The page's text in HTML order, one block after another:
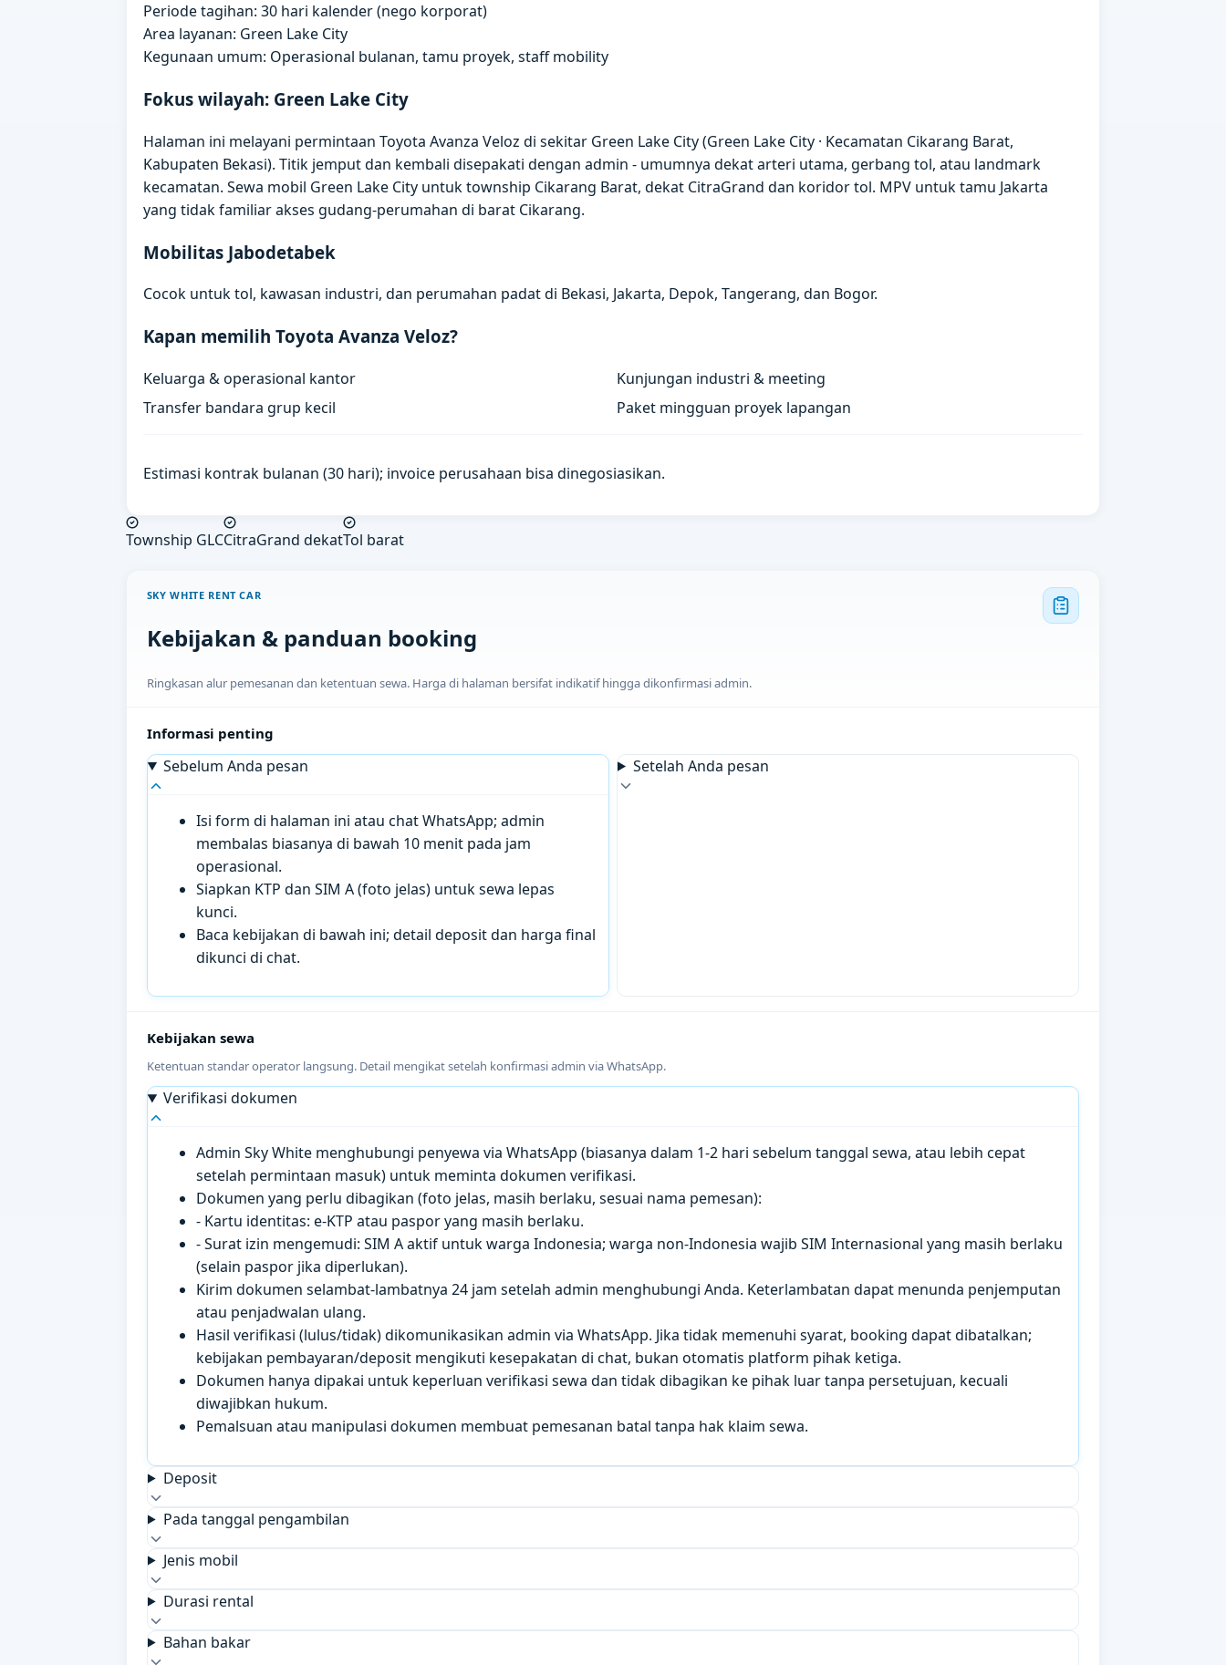
Periode tagihan: 30 hari kalender (nego korporat)
Area layanan: Green Lake City
Kegunaan umum: Operasional bulanan, tamu proyek, staff mobility
Fokus wilayah: Green Lake City
Halaman ini melayani permintaan Toyota Avanza Veloz di sekitar Green Lake City (Green Lake City · Kecamatan Cikarang Barat,
Kabupaten Bekasi). Titik jemput dan kembali disepakati dengan admin - umumnya dekat arteri utama, gerbang tol, atau landmark
kecamatan. Sewa mobil Green Lake City untuk township Cikarang Barat, dekat CitraGrand dan koridor tol. MPV untuk tamu Jakarta
yang tidak familiar akses gudang-perumahan di barat Cikarang.
Mobilitas Jabodetabek
Cocok untuk tol, kawasan industri, dan perumahan padat di Bekasi, Jakarta, Depok, Tangerang, dan Bogor.
Kapan memilih Toyota Avanza Veloz?
Keluarga & operasional kantor
Kunjungan industri & meeting
Transfer bandara grup kecil
Paket mingguan proyek lapangan
Estimasi kontrak bulanan (30 hari); invoice perusahaan bisa dinegosiasikan.
Township GLCCitraGrand dekatTol barat
SKY WHITE RENT CAR
Kebijakan & panduan booking
Ringkasan alur pemesanan dan ketentuan sewa. Harga di halaman bersifat indikatif hingga dikonfirmasi admin.
Informasi penting
Sebelum Anda pesan
Isi form di halaman ini atau chat WhatsApp; admin
membalas biasanya di bawah 10 menit pada jam
operasional.
Siapkan KTP dan SIM A (foto jelas) untuk sewa lepas
kunci.
Baca kebijakan di bawah ini; detail deposit dan harga final
dikunci di chat.
Setelah Anda pesan
Kebijakan sewa
Ketentuan standar operator langsung. Detail mengikat setelah konfirmasi admin via WhatsApp.
Verifikasi dokumen
Admin Sky White menghubungi penyewa via WhatsApp (biasanya dalam 1-2 hari sebelum tanggal sewa, atau lebih cepat
setelah permintaan masuk) untuk meminta dokumen verifikasi.
Dokumen yang perlu dibagikan (foto jelas, masih berlaku, sesuai nama pemesan):
- Kartu identitas: e-KTP atau paspor yang masih berlaku.
- Surat izin mengemudi: SIM A aktif untuk warga Indonesia; warga non-Indonesia wajib SIM Internasional yang masih berlaku
(selain paspor jika diperlukan).
Kirim dokumen selambat-lambatnya 24 jam setelah admin menghubungi Anda. Keterlambatan dapat menunda penjemputan
atau penjadwalan ulang.
Hasil verifikasi (lulus/tidak) dikomunikasikan admin via WhatsApp. Jika tidak memenuhi syarat, booking dapat dibatalkan;
kebijakan pembayaran/deposit mengikuti kesepakatan di chat, bukan otomatis platform pihak ketiga.
Dokumen hanya dipakai untuk keperluan verifikasi sewa dan tidak dibagikan ke pihak luar tanpa persetujuan, kecuali
diwajibkan hukum.
Pemalsuan atau manipulasi dokumen membuat pemesanan batal tanpa hak klaim sewa.
Deposit
Pada tanggal pengambilan
Jenis mobil
Durasi rental
Bahan bakar